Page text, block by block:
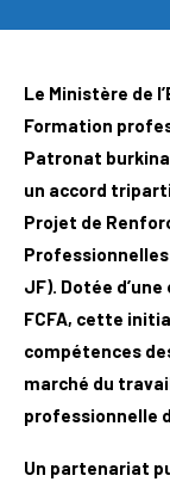
Le Ministère de
Formation
Patronat
un accord
Projet de
Professionnelles
JF). Dotée
FCFA, cette
compétences
marché du
professionnelle
Un partenariat